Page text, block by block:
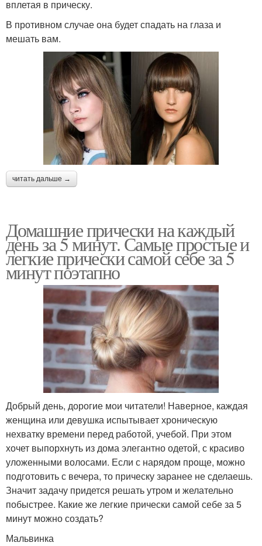
вплетая в прическу.
В противном случае она будет спадать на глаза и
мешать вам.
читать дальше →
Домашние прически на каждый
день за 5 минут. Самые простые и
легкие прически самой себе за 5
минут поэтапно
Добрый день, дорогие мои читатели! Наверное, каждая
женщина или девушка испытывает хроническую
нехватку времени перед работой, учебой. При этом
хочет выпорхнуть из дома элегантно одетой, с красиво
уложенными волосами. Если с нарядом проще, можно
подготовить с вечера, то прическу заранее не сделаешь.
Значит задачу придется решать утром и желательно
побыстрее. Какие же легкие прически самой себе за 5
минут можно создать?
Мальвинка